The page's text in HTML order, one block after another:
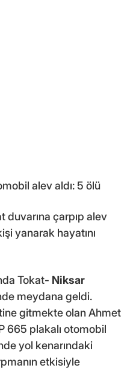
alev aldı: 5 ölü
duvarına çarpıp alev
yanarak hayatını
Tokat- Niksar
meydana geldi.
gitmekte olan Ahmet
665 plakalı otomobil
yol kenarındaki
etkisiyle